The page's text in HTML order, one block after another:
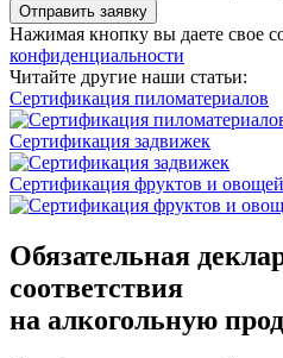
Отправить заявку
Нажимая кнопку вы даете свое
конфиденциальности
Читайте другие наши статьи:
Сертификация пиломатериалов
Сертификация задвижек
Сертификация фруктов и овощей
Обязательная
соответствия
на алкогольную